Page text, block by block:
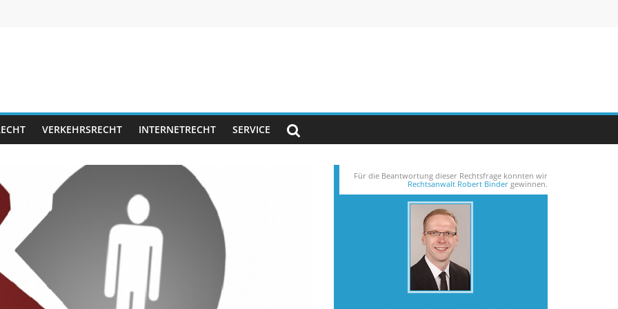
VERKEHRSRECHT INTERNETRECHT SERVICE
Für die Beantwortung dieser Rechts­frage konnten wir
Rechtsanwalt Robert Binder gewinnen.